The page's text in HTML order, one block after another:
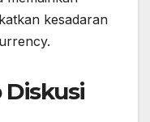
kesadaran
Diskusi